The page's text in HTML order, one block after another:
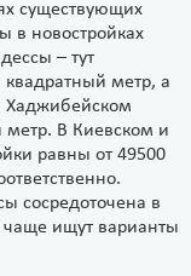
существующих
в новостройках
– тут
квадратный метр, а
Хаджибейском
метр. В Киевском и
равны от 49500
сосредоточена в
ищут варианты